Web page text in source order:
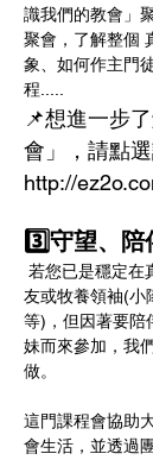
識我們的教會」
聚會，了解整個
象、如何作主門
程.....
📌想進一步
會」，請點
http://
3️⃣守望、陪
友或牧養領袖(小
等)，但因著要陪
妹而來參加，我
做。
這門課程會協助
會生活，並透過